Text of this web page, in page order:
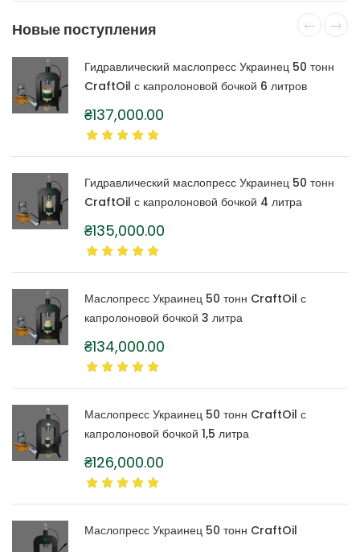
Новые поступления
Гидравлический маслопресс Украинец 50 тонн
CraftOil с капролоновой бочкой 6 литров
₴137,000.00
Гидравлический маслопресс Украинец 50 тонн
CraftOil с капролоновой бочкой 4 литра
₴135,000.00
Маслопресс Украинец 50 тонн CraftOil с
капролоновой бочкой 3 литра
₴134,000.00
Маслопресс Украинец 50 тонн CraftOil с
капролоновой бочкой 1,5 литра
₴126,000.00
Маслопресс Украинец 50 тонн CraftOil